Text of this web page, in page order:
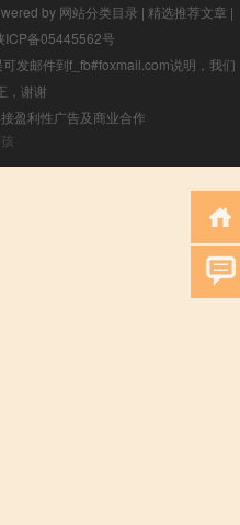
by 网站分类目录 | 精选推荐文章 |
ICP备05445562号
发邮件到f_fb#foxmail.com说明，我们
，谢谢
盈利性广告及商业合作